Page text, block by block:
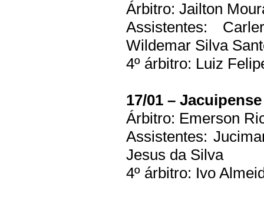
Árbitro: Jailton
Assistentes:
Wildemar Silva
4º árbitro: Luiz
17/01 –
Árbitro: Emerson
Assistentes:
Jesus da Silva
4º árbitro: Ivo